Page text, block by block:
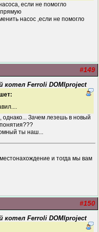
если не помогло
насос ,если не помогло
#149
котел Ferroli DOMIproject
однако... Зачем лезешь в новый
ты наш...
и тогда мы вам
#150
котел Ferroli DOMIproject